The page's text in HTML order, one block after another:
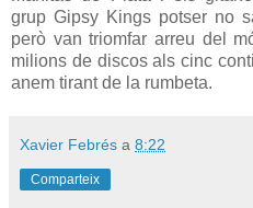
grup Gipsy Kings potser no
però van triomfar arreu del
milions de discos als cinc
anem tirant de la rumbeta.
Xavier Febrés a 8:22
Comparteix